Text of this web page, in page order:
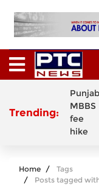
Trending:
Punjab
MBBS
fee
hike
Home
Tags
Posts tagged